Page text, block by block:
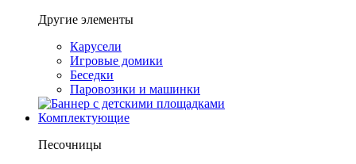
Другие элементы
Карусели
Игровые домики
Беседки
Паровозики и машинки
Комплектующие
Песочницы